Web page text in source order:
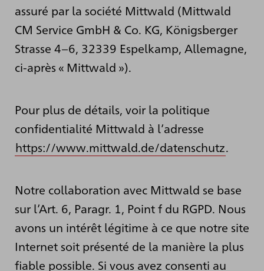
assuré par la société Mittwald (Mittwald
CM Service GmbH & Co. KG, Königsberger
Strasse 4–6, 32339 Espelkamp, Allemagne,
ci-après « Mittwald »).
Pour plus de détails, voir la politique
confidentialité Mittwald à l’adresse
https://www.mittwald.de/datenschutz.
Notre collaboration avec Mittwald se base
sur l’Art. 6, Paragr. 1, Point f du RGPD. Nous
avons un intérêt légitime à ce que notre site
Internet soit présenté de la manière la plus
fiable possible. Si vous avez consenti au